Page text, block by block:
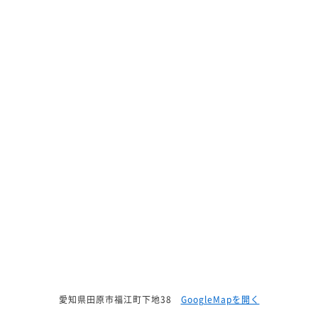
愛知県田原市福江町下地38 GoogleMapを開く